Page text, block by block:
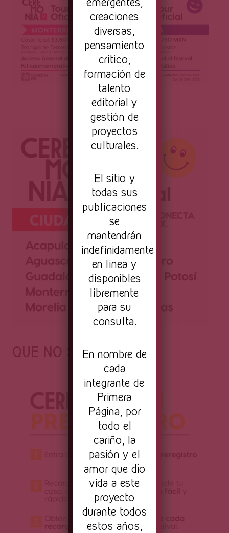
QUE NO SE TE PASE:
creaciones
diversas,
pensamiento
crítico,
formación de
talento
editorial y
gestión de
proyectos
culturales.
El sitio y
todas sus
publicaciones
se
mantendrán
indefinidamente
en linea y
disponibles
libremente
para su
consulta.
En nombre de
cada
integrante de
Primera
Página, por
todo el
cariño, la
pasión y el
amor que dio
vida a este
proyecto
durante todos
estos años,